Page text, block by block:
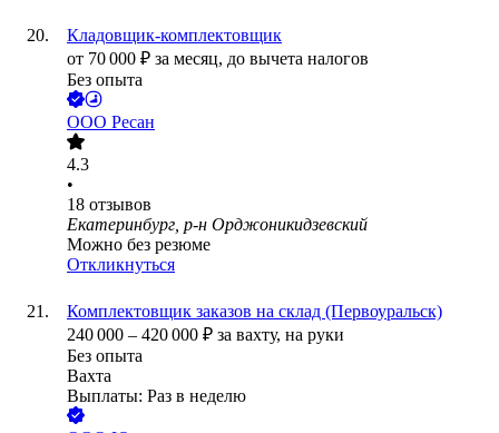
Кладовщик-комплектовщик
от 70 000 ₽ за месяц, до вычета налогов
Без опыта
ООО Ресан
4.3
•
18 отзывов
Екатеринбург, р-н Орджоникидзевский
Можно без резюме
Откликнуться
Комплектовщик заказов на склад (Первоуральск)
240 000 – 420 000 ₽ за вахту, на руки
Без опыта
Вахта
Выплаты: Раз в неделю